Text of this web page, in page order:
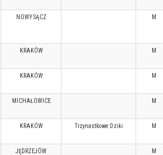
NOWY SĄCZ M
KRAKÓW M
KRAKÓW M
MICHAŁOWICE M
KRAKÓW Trzynastkowe Dziki M
JĘDRZEJÓW M